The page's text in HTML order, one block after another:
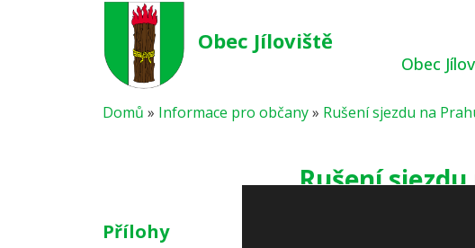
Obec Jíloviště
Obec
Domů » Informace pro občany» Rušení sjezdu na
Rušení
Přílohy